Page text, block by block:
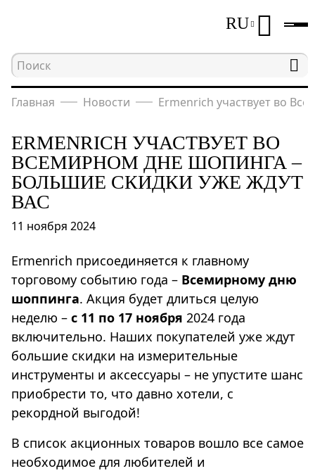
RU
Главная Новости Ermenrich участвует во
ERMENRICH УЧАСТВУЕТ ВО
ВСЕМИРНОМ ДНЕ ШОПИНГА –
БОЛЬШИЕ СКИДКИ УЖЕ ЖДУТ
ВАС
11 ноября 2024
Ermenrich присоединяется к главному
торговому событию года – Всемирному дню
шоппинга. Акция будет длиться целую
неделю – с 11 по 17 ноября 2024 года
включительно. Наших покупателей уже ждут
большие скидки на измерительные
инструменты и аксессуары – не упустите шанс
приобрести то, что давно хотели, с
рекордной выгодой!
В список акционных товаров вошло все самое
необходимое для любителей и